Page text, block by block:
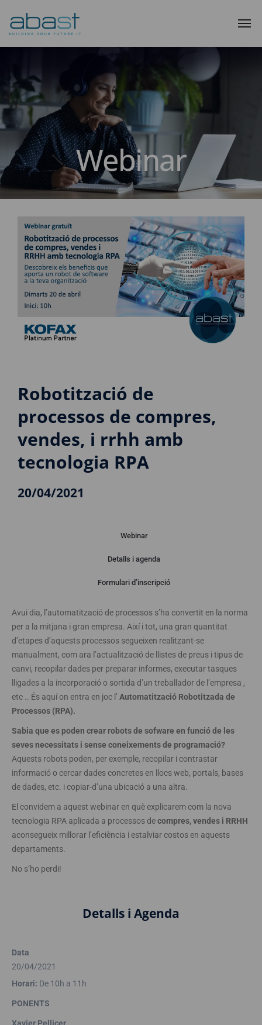
Webinar
Robotització de
processos de compres,
vendes, i rrhh amb
tecnologia RPA
20/04/2021
Webinar
Detalls i agenda
Formulari d’inscripció
Avui dia, l’automatització de processos s’ha convertit en la norma
per a la mitjana i gran empresa. Així i tot, una gran quantitat
d’etapes d’aquests processos segueixen realitzant-se
manualment, com ara l’actualització de llistes de preus i tipus de
canvi, recopilar dades per preparar informes, executar tasques
lligades a la incorporació o sortida d’un treballador de l’empresa ,
etc .. És aquí on entra en joc l’ Automatització Robotitzada de
Processos (RPA).
Sabia que es poden crear robots de sofware en funció de les
seves necessitats i sense coneixements de programació?
Aquests robots poden, per exemple, recopilar i contrastar
informació o cercar dades concretes en llocs web, portals, bases
de dades, etc. i copiar-d’una ubicació a una altra.
El convidem a aquest webinar en què explicarem com la nova
tecnologia RPA aplicada a processos decompres, vendes i RRHH
aconsegueix millorar l’eficiència i estalviar costos en aquests
departaments.
No s’ho perdi!
Detalls i Agenda
Data
20/04/2021
Horari: De 10h a 11h
PONENTS